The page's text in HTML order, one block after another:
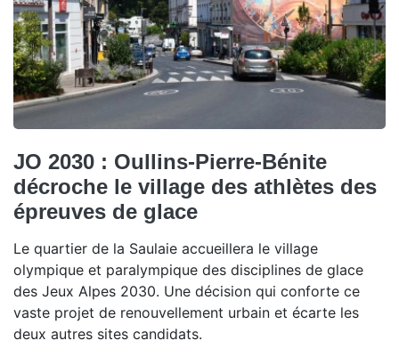
JO 2030 : Oullins-Pierre-Bénite
décroche le village des athlètes des
épreuves de glace
Le quartier de la Saulaie accueillera le village
olympique et paralympique des disciplines de glace
des Jeux Alpes 2030. Une décision qui conforte ce
vaste projet de renouvellement urbain et écarte les
deux autres sites candidats.